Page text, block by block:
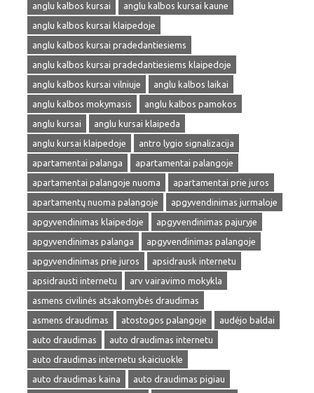
anglu kalbos kursai
anglu kalbos kursai kaune
anglu kalbos kursai klaipedoje
anglu kalbos kursai pradedantiesiems
anglu kalbos kursai pradedantiesiems klaipedoje
anglu kalbos kursai vilniuje
anglu kalbos laikai
anglu kalbos mokymasis
anglu kalbos pamokos
anglu kursai
anglu kursai klaipeda
anglu kursai klaipedoje
antro lygio signalizacija
apartamentai palanga
apartamentai palangoje
apartamentai palangoje nuoma
apartamentai prie juros
apartamentų nuoma palangoje
apgyvendinimas jurmaloje
apgyvendinimas klaipedoje
apgyvendinimas pajuryje
apgyvendinimas palanga
apgyvendinimas palangoje
apgyvendinimas prie juros
apsidrausk internetu
apsidrausti internetu
arv vairavimo mokykla
asmens civilinės atsakomybės draudimas
asmens draudimas
atostogos palangoje
audėjo baldai
auto draudimas
auto draudimas internetu
auto draudimas internetu skaiciuokle
auto draudimas kaina
auto draudimas pigiau